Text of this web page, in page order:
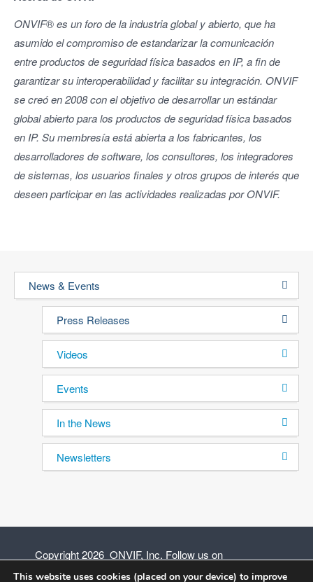
ONVIF®es un foro de la industria global y abierto, que ha
asumido el compromiso de estandarizar la comunicación
entre productos de seguridad física basados en IP, a fin de
garantizar su interoperabilidad y facilitar su integración. ONVIF
se creó en 2008 con el objetivo de desarrollar un estándar
global abierto para los productos de seguridad física basados
en IP. Su membresía está abierta a los fabricantes, los
desarrolladores de software, los consultores, los integradores
de sistemas, los usuarios finales y otros grupos de interés que
deseen participar en las actividades realizadas por ONVIF.
News & Events
Press Releases
Videos
Events
In the News
Newsletters
Copyright 2026 ONVIF, Inc. Follow us on
This website uses cookies (placed on your device) to improve